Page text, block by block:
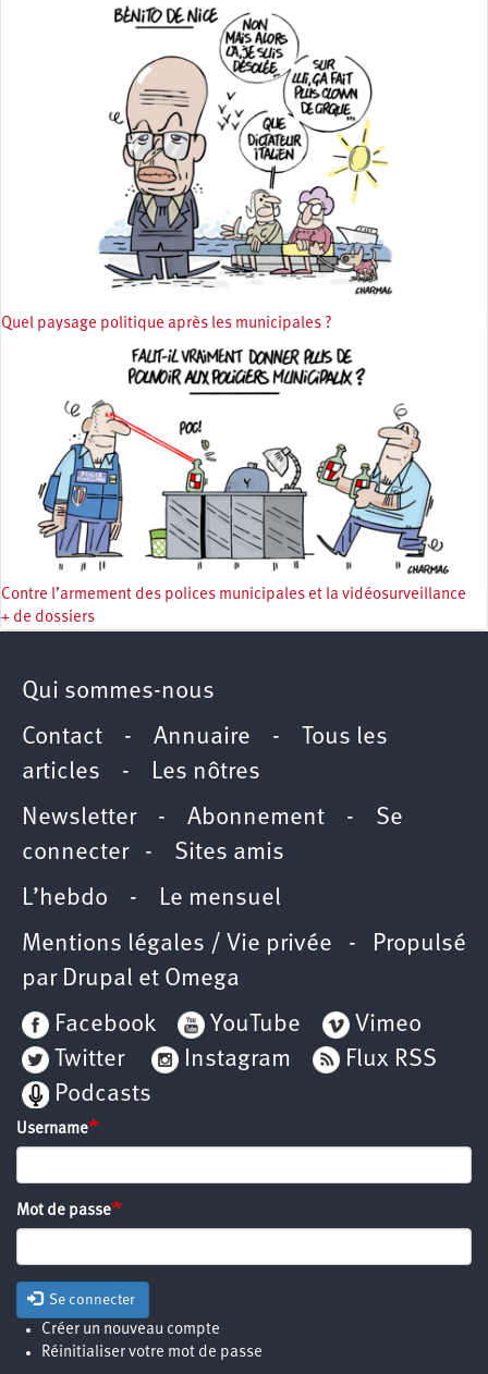
Quel paysage politique après les municipales ?
Contre l’armement des polices municipales et la vidéosurveillance
+ de dossiers
Qui sommes-nous
Contact - Annuaire -
Tous les
articles - Les nôtres
Newsletter- Abonnement - Se
connecter- Sites amis
L’hebdo - Le mensuel
Mentions légales / Vie privée - Propulsé
par Drupal et Omega
Facebook
YouTube
Vimeo
Twitter
Instagram
Flux RSS
Podcasts
Username
Mot de passe
Se connecter
Créer un nouveau compte
Réinitialiser votre mot de passe